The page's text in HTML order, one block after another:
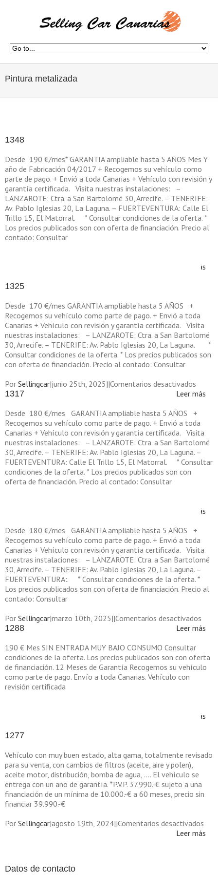
Pintura metalizada
1348
Desde 190 €/mes* GARANTIA ampliable hasta 5 AÑOS Mes Y
año de Fabricación 04/2017 + Recogemos su vehículo como
parte de pago. + Envió a toda Canarias + Vehículo con revisión y
garantía certificada. Visita nuestras instalaciones: –
LANZAROTE: Ctra. a San Bartolomé 30, Arrecife. – TENERIFE:
Av. Pablo Iglesias 20, La Laguna. – FUERTEVENTURA: Calle El
Trillo 15, El Matorral. * Consultar condiciones de la oferta. *
Los precios publicados son con oferta de financiación. Precio al
contado: Consultar
1348
Leer más
1325
Desde 170 €/mes GARANTIA ampliable hasta 5 AÑOS +
Recogemos su vehículo como parte de pago. + Envió a toda
Canarias + Vehículo con revisión y garantía certificada. Visita
nuestras instalaciones: – LANZAROTE: Ctra. a San Bartolomé
30, Arrecife. – TENERIFE: Av. Pablo Iglesias 20, La Laguna. *
Consultar condiciones de la oferta. * Los precios publicados son
con oferta de financiación. Precio al contado: Consultar
Por Sellingcar|junio 25th, 2025||Comentarios desactivados
1325
Leer más
1317
Desde 180 €/mes GARANTIA ampliable hasta 5 AÑOS +
Recogemos su vehículo como parte de pago. + Envió a toda
Canarias + Vehículo con revisión y garantía certificada. Visita
nuestras instalaciones: – LANZAROTE: Ctra. a San Bartolomé
30, Arrecife. – TENERIFE: Av. Pablo Iglesias 20, La Laguna. –
FUERTEVENTURA: Calle El Trillo 15, El Matorral. * Consultar
condiciones de la oferta. * Los precios publicados son con
oferta de financiación. Precio al contado: Consultar
1317
Leer más
Desde 180 €/mes GARANTIA ampliable hasta 5 AÑOS +
Recogemos su vehículo como parte de pago. + Envió a toda
Canarias + Vehículo con revisión y garantía certificada. Visita
nuestras instalaciones: – LANZAROTE: Ctra. a San Bartolomé
30, Arrecife. – TENERIFE: Av. Pablo Iglesias 20, La Laguna. –
FUERTEVENTURA:. * Consultar condiciones de la oferta. *
Los precios publicados son con oferta de financiación. Precio al
contado: Consultar
Por Sellingcar|marzo 10th, 2025||Comentarios desactivados
Leer más
1288
190 € Mes SIN ENTRADA MUY BAJO CONSUMO Consultar
condiciones de la oferta. Los precios publicados son con oferta
de financiación. 12 Meses de Garantía Recogemos su vehículo
como parte de pago. Envío a toda Canarias. Vehículo con
revisión certificada
1288
Leer más
1277
Vehículo con muy buen estado, alta gama, totalmente revisado
para su venta, con cambios de filtros (aceite, aire y polen),
aceite motor, distribución, bomba de agua, …. El vehículo se
entrega con un año de garantía. *P.V.P. 37.990.-€ sujeto a una
financiación de un mínima de 10.000.-€ a 60 meses, precio sin
financiar 39.990.-€
Por Sellingcar|agosto 19th, 2024||Comentarios desactivados
Leer más
Datos de contacto